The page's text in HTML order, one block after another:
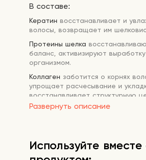
Развернуть описание
В составе:
Кератин восстанавливает и
волосы, возвращает им
Протеины шелка
баланс, активизируют
организмом.
Коллаген заботится о корнях
упрощает расчесывание и
восстанавливает структурную
волос.
Протеинделает волосы
сияющими, защищает от
Используйте